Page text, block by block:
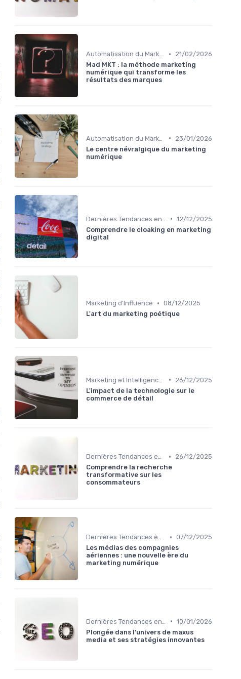
Automatisation du Marketing •
21/02/2026
Mad MKT : la méthode marketing
numérique qui transforme les
résultats des marques
•
23/01/2026
Le centre névralgique du marketing
numérique
• 12/12/2025
Comprendre le cloaking en marketing
digital
Marketing d'Influence • 08/12/2025
L'art du marketing poétique
•
26/12/2025
L'impact de la technologie sur le
commerce de détail
Dernières Tendances en Marketing Digital •
26/12/2025
Comprendre la recherche
transformative sur les
consommateurs
Dernières Tendances en Marketing Digital • 07/12/2025
Les médias des compagnies
aériennes : une nouvelle ère du
marketing numérique
• 10/01/2026
Plongée dans l'univers de maxus
media et ses stratégies innovantes